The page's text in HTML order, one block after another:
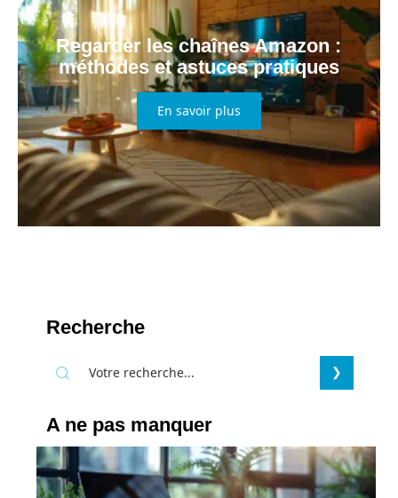
Regarder les chaînes Amazon :
méthodes et astuces pratiques
En savoir plus
Recherche
A ne pas manquer